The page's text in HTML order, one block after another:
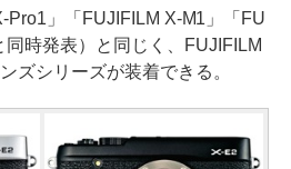
」「FUJIFILM X-M1」「FU
時発表）と同じく、FUJIFILM
ズシリーズが装着できる。